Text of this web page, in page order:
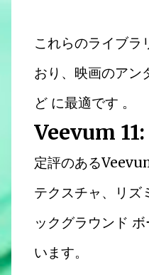
これらのライブラ
おり、映画のアン
ど に最適です 。
Veevum
定評のある
テクスチャ、リズ
ックグラウンド
います。